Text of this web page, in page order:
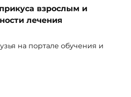
взрослым и
лечения
на портале обучения и